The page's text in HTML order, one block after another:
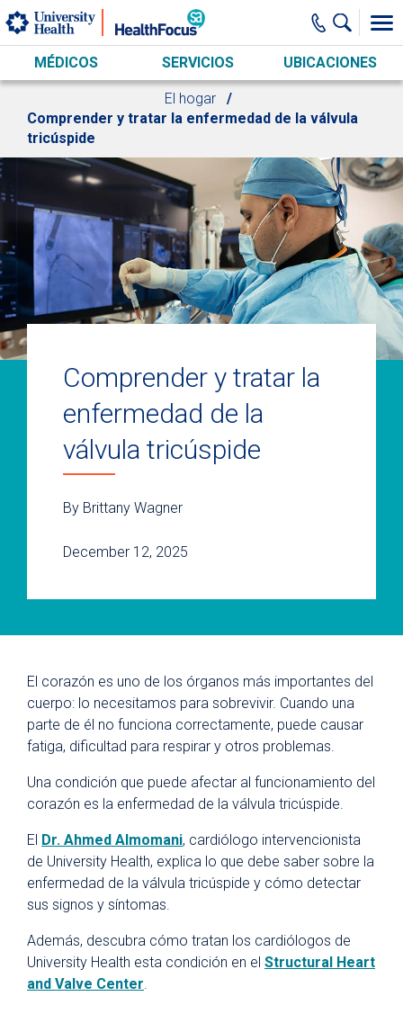
Skip to main content
MÉDICOS SERVICIOS UBICACIONES
El hogar
Comprender y tratar la enfermedad de la válvula
tricúspide
Comprender y tratar la
enfermedad de la
válvula tricúspide
By Brittany Wagner
December 12, 2025
El corazón es uno de los órganos más importantes del
cuerpo: lo necesitamos para sobrevivir. Cuando una
parte de él no funciona correctamente, puede causar
fatiga, dificultad para respirar y otros problemas.
Una condición que puede afectar al funcionamiento del
corazón es la enfermedad de la válvula tricúspide.
El Dr. Ahmed Almomani, cardiólogo intervencionista
de University Health, explica lo que debe saber sobre la
enfermedad de la válvula tricúspide y cómo detectar
sus signos y síntomas.
Además, descubra cómo tratan los cardiólogos de
University Health esta condición en el Structural Heart
and Valve Center.